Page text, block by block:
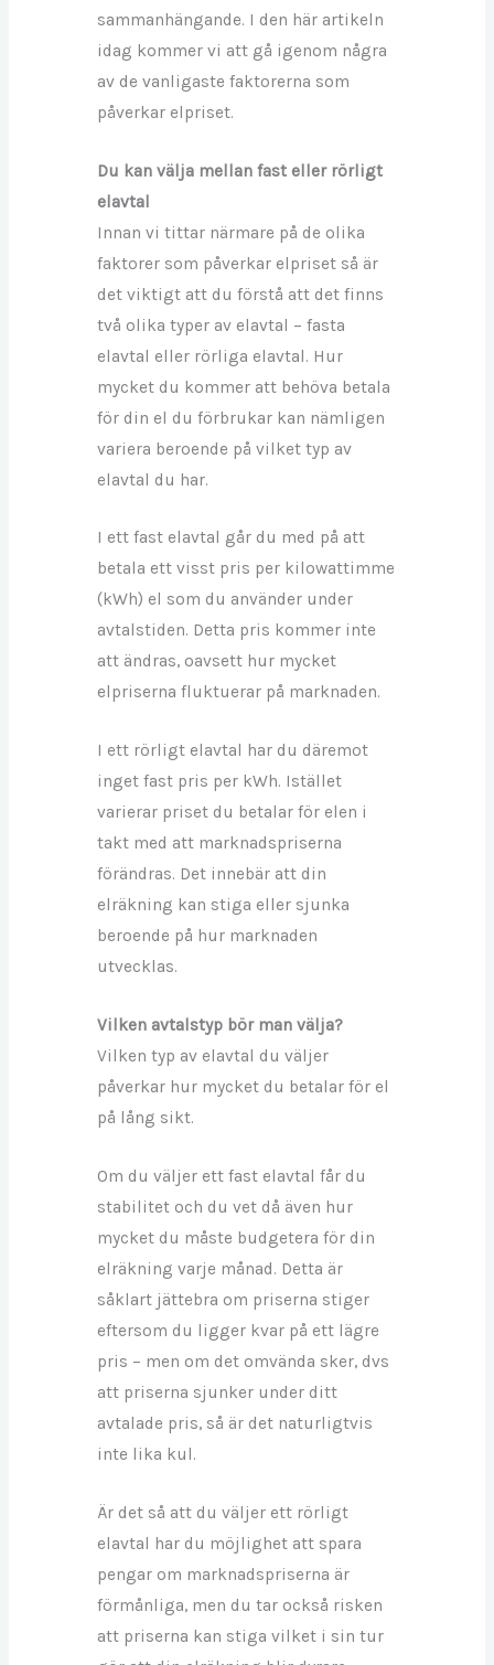
sammanhängande. I den här artikeln
idag kommer vi att gå igenom några
av de vanligaste faktorerna som
påverkar elpriset.
Du kan välja mellan fast eller rörligt
elavtal
Innan vi tittar närmare på de olika
faktorer som påverkar elpriset så är
det viktigt att du förstå att det finns
två olika typer av elavtal – fasta
elavtal eller rörliga elavtal. Hur
mycket du kommer att behöva betala
för din el du förbrukar kan nämligen
variera beroende på vilket typ av
elavtal du har.
I ett fast elavtal går du med på att
betala ett visst pris per kilowattimme
(kWh) el som du använder under
avtalstiden. Detta pris kommer inte
att ändras, oavsett hur mycket
elpriserna fluktuerar på marknaden.
I ett rörligt elavtal har du däremot
inget fast pris per kWh. Istället
varierar priset du betalar för elen i
takt med att marknadspriserna
förändras. Det innebär att din
elräkning kan stiga eller sjunka
beroende på hur marknaden
utvecklas.
Vilken avtalstyp bör man välja?
Vilken typ av elavtal du väljer
påverkar hur mycket du betalar för el
på lång sikt.
Om du väljer ett fast elavtal får du
stabilitet och du vet då även hur
mycket du måste budgetera för din
elräkning varje månad. Detta är
såklart jättebra om priserna stiger
eftersom du ligger kvar på ett lägre
pris – men om det omvända sker, dvs
att priserna sjunker under ditt
avtalade pris, så är det naturligtvis
inte lika kul.
Är det så att du väljer ett rörligt
elavtal har du möjlighet att spara
pengar om marknadspriserna är
förmånliga, men du tar också risken
att priserna kan stiga vilket i sin tur